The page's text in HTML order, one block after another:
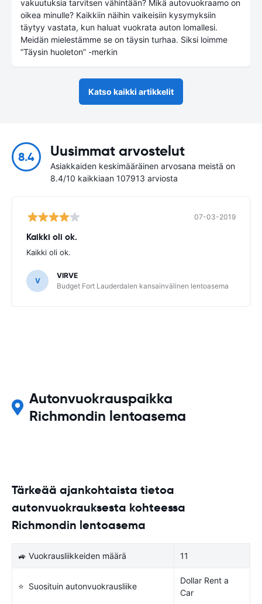
vakuutuksia tarvitsen vähintään? Mikä autovuokraamo on
oikea minulle? Kaikkiin näihin vaikeisiin kysymyksiin
täytyy vastata, kun haluat vuokrata auton lomallesi.
Meidän mielestämme se on täysin turhaa. Siksi loimme
”Täysin huoleton” -merkin
Katso kaikki artikkelit
8.4 Uusimmat arvostelut
Asiakkaiden keskimääräinen arvosana meistä on
8.4/10 kaikkiaan 107913 arviosta
07-03-2019
Kaikki oli ok.
Kaikki oli ok.
V
VIRVE
Budget Fort Lauderdalen kansainvälinen lentoasema
Autonvuokrauspaikka
Richmondin lentoasema
Tärkeää ajankohtaista tietoa
autonvuokrauksesta kohteessa
Richmondin lentoasema
🚙 Vuokrausliikkeiden määrä 11
⭐ Suosituin autonvuokrausliike
Dollar Rent a
Car